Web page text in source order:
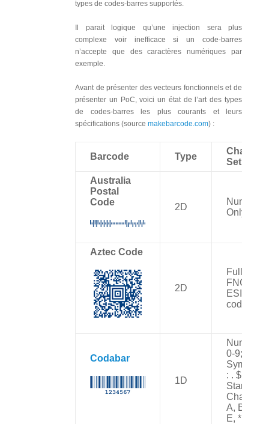
types de codes-barres supportés.
Il parait logique qu’une injection sera plus
complexe voir inefficace si un code-barres
n’accepte que des caractères numériques par
exemple.
Avant de présenter des vecteurs fonctionnels et de
présenter un PoC, voici un état de l’art des types
de codes-barres les plus courants et leurs
spécifications (source makebarcode.com) :
Barcode Type
Set
Australia
Postal
Code
2D
Numbers
Only
Aztec Code
2D
Full
FNC1
ESI
codes
Codabar
1D
Numbers:
0-9;
Symbols:
: . $ / +
Start/Stop
A, B, C,
E, *, N, or